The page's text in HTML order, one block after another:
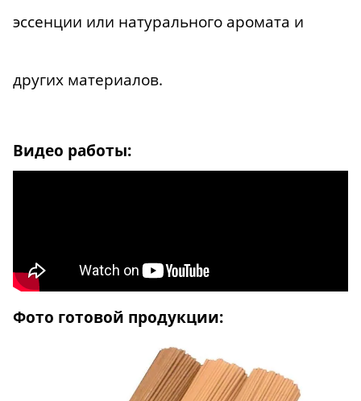
эссенции или натурального аромата и
других материалов.
Видео работы:
Фото готовой продукции: